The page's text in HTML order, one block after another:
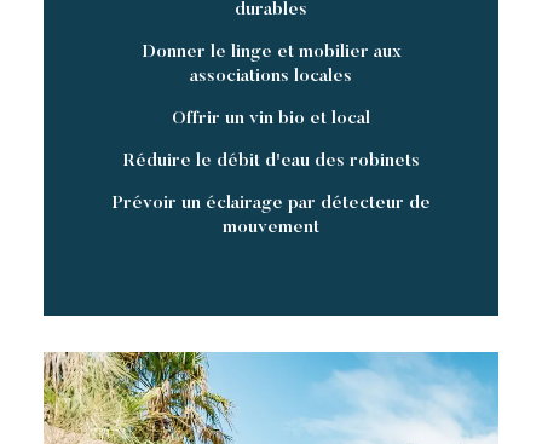
Toison d’Or
Elégant Authentique Confidentiel
durables
Donner le linge et mobilier aux
associations locales
Offrir un vin bio et local
Réduire le débit d'eau des robinets
Prévoir un éclairage par détecteur de
mouvement